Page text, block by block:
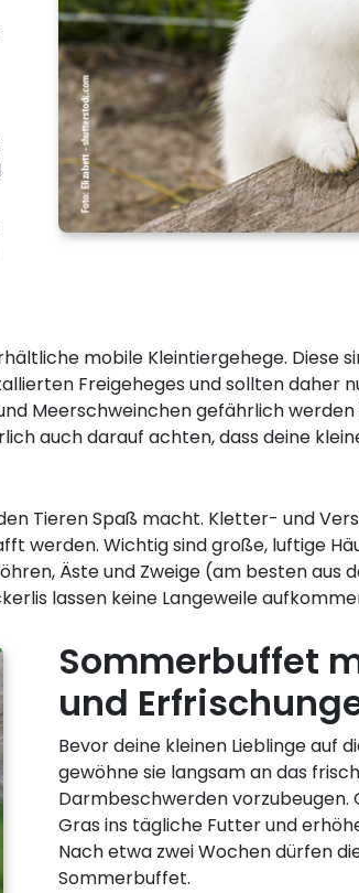
mobile Kleintiergehege. Diese
Freigeheges und sollten daher
Meerschweinchen gefährlich
auch darauf achten, dass deine
Tieren Spaß macht. Kletter- und
werden. Wichtig sind große, luftige
Äste und Zweige (am besten aus
lassen keine Langeweile
Sommerbuffet
und
Bevor deine kleinen Lieblinge auf
gewöhne sie langsam an das
Darmbeschwerden vorzubeugen.
Gras ins tägliche Futter und
Nach etwa zwei Wochen dürfen
Sommerbuffet.